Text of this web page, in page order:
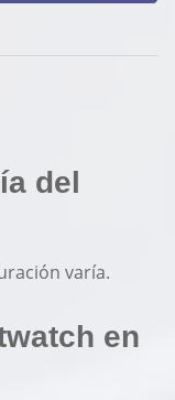
del
varía.
en